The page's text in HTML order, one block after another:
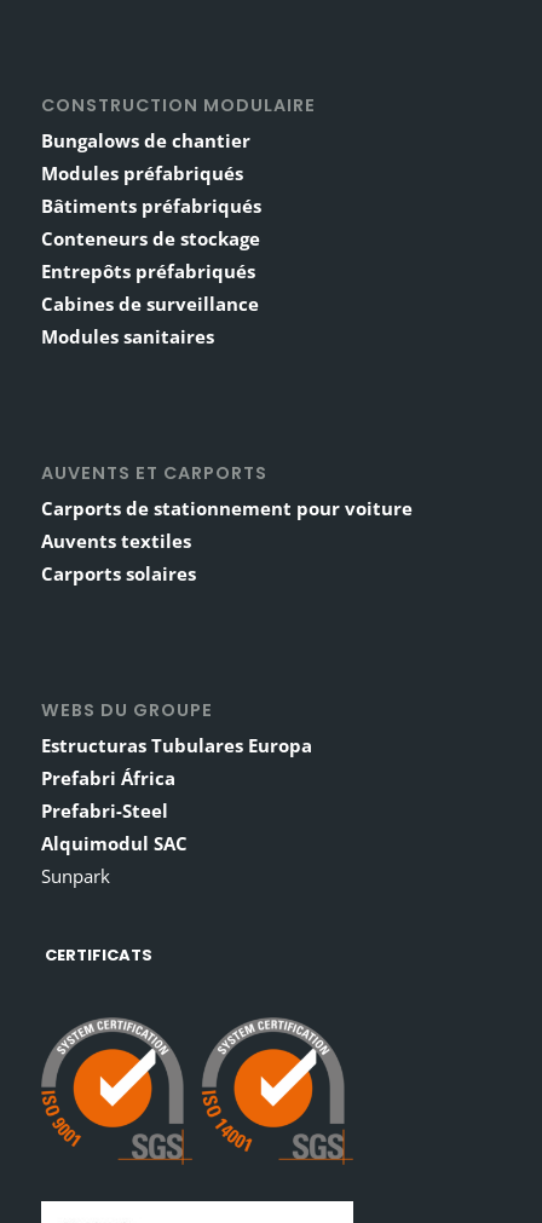
CONSTRUCTION MODULAIRE
Bungalows de chantier
Modules préfabriqués
Bâtiments préfabriqués
Conteneurs de stockage
Entrepôts préfabriqués
Cabines de surveillance
Modules sanitaires
AUVENTS ET CARPORTS
Carports de stationnement pour voiture
Auvents textiles
Carports solaires
WEBS DU GROUPE
Estructuras Tubulares Europa
Prefabri África
Prefabri-Steel
Alquimodul SAC
Sunpark
CERTIFICATS